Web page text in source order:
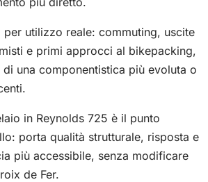
per utilizzo reale: commuting, uscite
e primi approcci al bikepacking,
di una componentistica più evoluta o
in Reynolds 725 è il punto
porta qualità strutturale, risposta e
più accessibile, senza modificare
de Fer.